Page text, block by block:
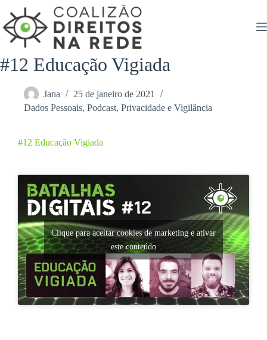
para
o
conteúdo
#12 Educação Vigiada
Jana
25 de janeiro de 2021
Dados Pessoais, Podcast, Privacidade e Vigilância
#12 Educação Vigiada
Clique para aceitar cookies de marketing e ativar
este conteúdo